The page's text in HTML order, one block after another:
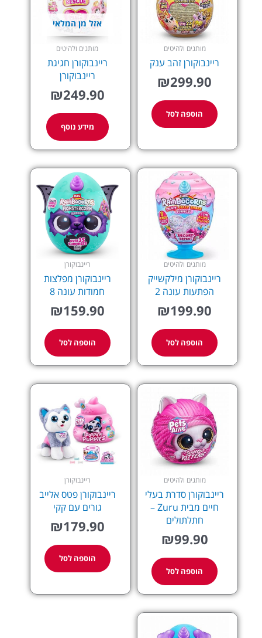
מותגים ולהיטים
ריינבוקורן זהב ענק
₪299.90
הוספה לסל
אזל מן המלאי
מותגים ולהיטים
ריינבוקורן חגיגת
ריינבוקורן
₪249.90
מידע נוסף
מותגים ולהיטים
ריינבוקורן מילקשייק
הפתעות עונה 2
₪199.90
הוספה לסל
ריינבוקורן
ריינבוקורן מפלצות
חמודות עונה 8
₪159.90
הוספה לסל
מותגים ולהיטים
ריינבוקורן סדרת בעלי
חיים מבית Zuru –
חתלתולים
₪99.90
הוספה לסל
ריינבוקורן
ריינבוקורן פטס אלייב
גורים עם קקי
₪179.90
הוספה לסל